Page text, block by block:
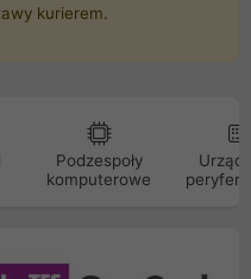
kurierem.
Podzespoły
komputerowe